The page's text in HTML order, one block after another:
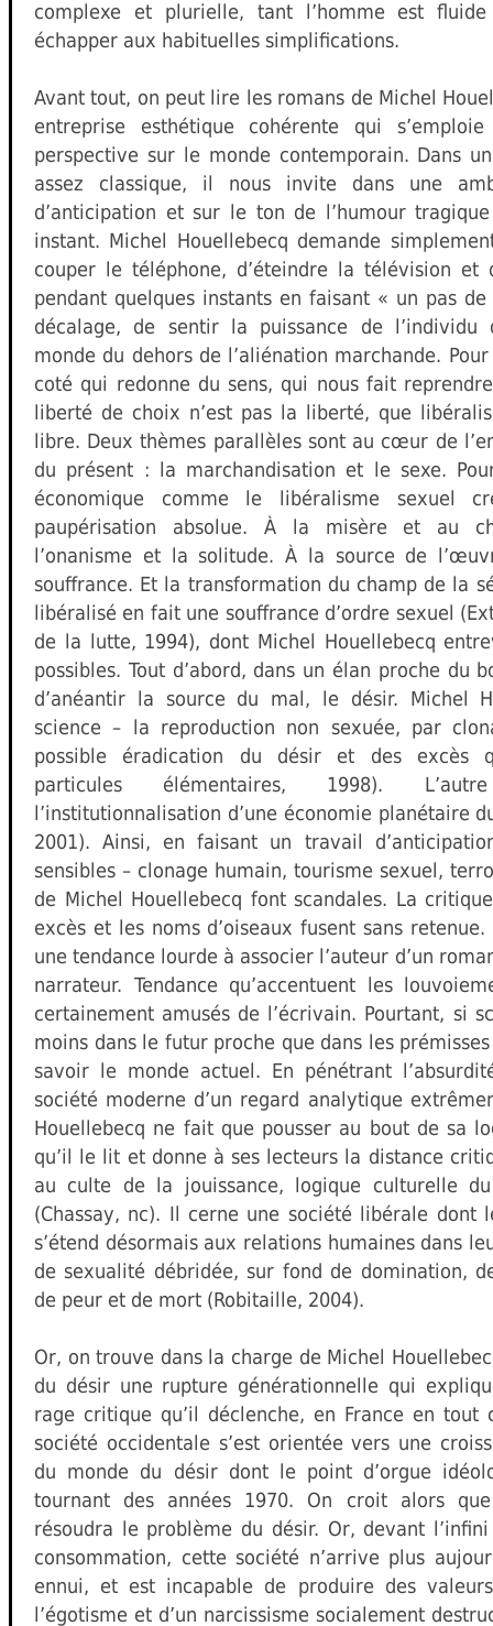
complexe et plurielle, tant l’homme est
échapper aux habituelles simplifications.
Avant tout, on peut lire les romans de Michel
entreprise esthétique cohérente qui
perspective sur le monde contemporain. Dans
assez classique, il nous invite dans une
d’anticipation et sur le ton de l’humour
instant. Michel Houellebecq demande
couper le téléphone, d’éteindre la télévision et
pendant quelques instants en faisant « un pas
décalage, de sentir la puissance de l’individu
monde du dehors de l’aliénation marchande.
coté qui redonne du sens, qui nous fait
liberté de choix n’est pas la liberté, que
libre. Deux thèmes parallèles sont au cœur de
du présent : la marchandisation et le sexe.
économique comme le libéralisme sexuel
paupérisation absolue. À la misère et au
l’onanisme et la solitude. À la source de
souffrance. Et la transformation du champ de la
libéralisé en fait une souffrance d’ordre sexuel
de la lutte, 1994), dont Michel Houellebecq
possibles. Tout d’abord, dans un élan proche du
d’anéantir la source du mal, le désir. Michel
science – la reproduction non sexuée, par
possible éradication du désir et des excès
particules élémentaires, 1998).
l’institutionnalisation d’une économie planétaire
2001). Ainsi, en faisant un travail
sensibles – clonage humain, tourisme sexuel,
de Michel Houellebecq font scandales. La
excès et les noms d’oiseaux fusent sans
une tendance lourde à associer l’auteur d’un
narrateur. Tendance qu’accentuent les
certainement amusés de l’écrivain. Pourtant, si
moins dans le futur proche que dans les
savoir le monde actuel. En pénétrant
société moderne d’un regard analytique
Houellebecq ne fait que pousser au bout de sa
qu’il le lit et donne à ses lecteurs la distance
au culte de la jouissance, logique culturelle
(Chassay, nc). Il cerne une société libérale dont
s’étend désormais aux relations humaines dans
de sexualité débridée, sur fond de domination,
de peur et de mort (Robitaille, 2004).
Or, on trouve dans la charge de Michel
du désir une rupture générationnelle qui
rage critique qu’il déclenche, en France en tout
société occidentale s’est orientée vers une
du monde du désir dont le point d’orgue
tournant des années 1970. On croit alors
résoudra le problème du désir. Or, devant
consommation, cette société n’arrive plus
ennui, et est incapable de produire des
l’égotisme et d’un narcissisme socialement